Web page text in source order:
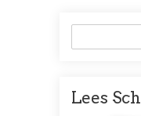
Lees